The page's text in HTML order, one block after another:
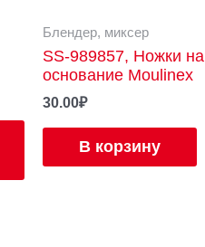
Блендер, миксер
SS-989857, Ножки на
основание Moulinex
30.00₽
В корзину